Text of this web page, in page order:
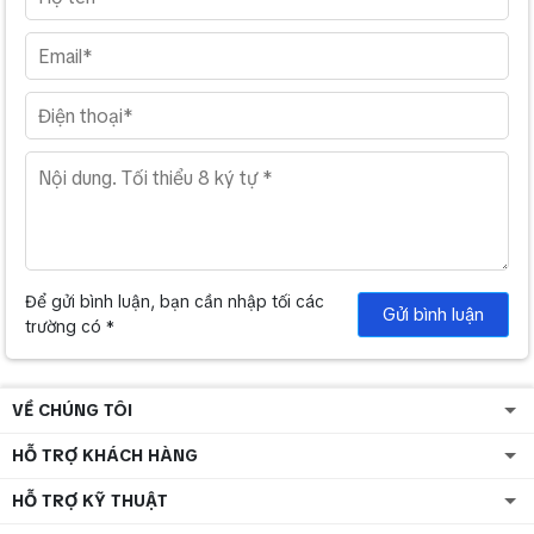
Connection Cable
(CAT5-STP)
wire)
Maximum Cable
Distance
Operating
35 % to 80 %RH (no condensation)
Finish
Panel: Aluminum, black, alumite
Dimensions
Weight
3.6 kg (7.94 lb)
Accessory
Removable terminal plug (4 pins) …1,
Control
Output
relay contact output
(withstand voltage: 40 V DC, control current: 2
removable terminal block (6 pins)
CI/CO Link
Connection Cable
Shielded Category 5 twisted pair cable
(CAT5-STP)
(1 pair of data wire + 1 pair of control
wire)
Maximum Cable
Operating
0 ℃ to +40 ℃ (32 ゜F to 104 ゜F)
Để gửi bình luận, bạn cần nhập tối các
trường có *
Gửi bình luận
VỀ CHÚNG TÔI
HỖ TRỢ KHÁCH HÀNG
HỖ TRỢ KỸ THUẬT